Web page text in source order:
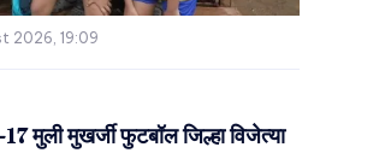
2026, 19:09
मुली मुखर्जी फुटबॉल जिल्हा विजेत्या